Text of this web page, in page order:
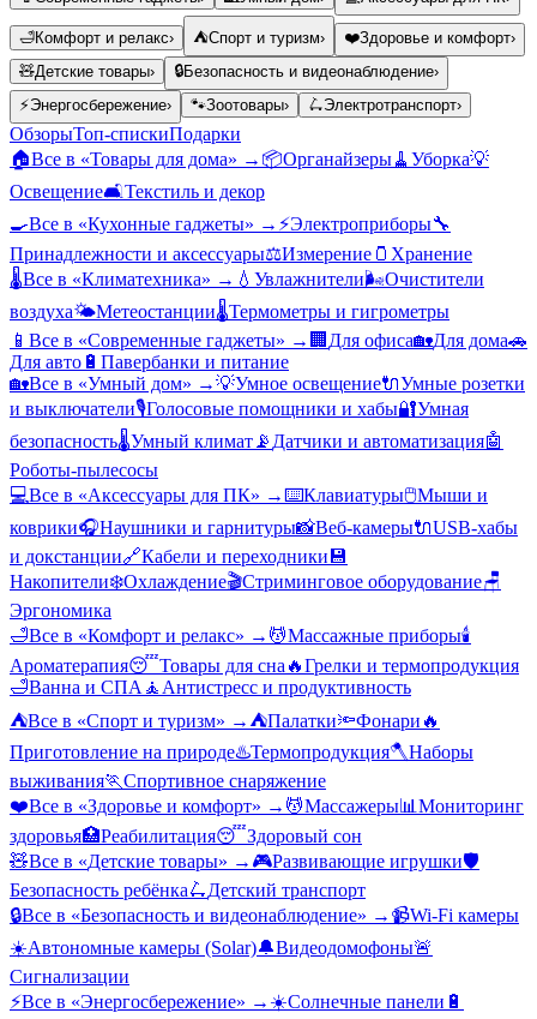
🛁Комфорт и релакс› ⛺Спорт и туризм› ❤️Здоровье и комфорт›
🧸Детские товары› 🔒Безопасность и видеонаблюдение›
⚡Энергосбережение› 🐾Зоотовары› 🛴Электротранспорт›
ОбзорыТоп-спискиПодарки
🏠Все в «Товары для дома» → 📦Органайзеры🧹 Уборка💡
Освещение🛋️Текстиль и декор
🍳Все в «Кухонные гаджеты» → ⚡Электроприборы🔧
Принадлежности и аксессуары⚖️Измерение 🫙 Хранение
🌡️Все в «Климатехника» → 💧 Увлажнители🌬️Очистители
воздуха🌤️Метеостанции🌡️Термометры и гигрометры
📱 Все в «Современные гаджеты» → 🏢 Для офиса🏡Для дома🚗
Для авто 🔋 Павербанки и питание
🏡Все в «Умный дом» →💡Умное освещение🔌Умные розетки
и выключатели🎙️Голосовые помощники и хабы🔐Умная
безопасность🌡️Умный климат 📡 Датчики и автоматизация🤖
Роботы-пылесосы
💻Все в «Аксессуары для ПК» →⌨️Клавиатуры🖱️Мыши и
коврики🎧Наушники и гарнитуры📸Веб-камеры🔌USB-хабы
и докстанции🔗Кабели и переходники 💾
Накопители❄️Охлаждение🎬Стриминговое оборудование🪑
Эргономика
🛁Все в «Комфорт и релакс» → 💆Массажные приборы🕯️
Ароматерапия😴Товары для сна 🔥Грелки и термопродукция
🛁Ванна и СПА 🧘 Антистресс и продуктивность
⛺Все в «Спорт и туризм» → ⛺Палатки🔦Фонари 🔥
Приготовление на природе♨️Термопродукция🪓Наборы
выживания🏃Спортивное снаряжение
❤️Все в «Здоровье и комфорт» → 💆Массажеры📊 Мониторинг
здоровья🏥Реабилитация😴Здоровый сон
🧸Все в «Детские товары» → 🎮Развивающие игрушки🛡️
Безопасность ребёнка🛴Детский транспорт
🔒Все в «Безопасность и видеонаблюдение» → 📹Wi-Fi камеры
☀️Автономные камеры (Solar)🔔Видеодомофоны🚨
Сигнализации
⚡Все в «Энергосбережение» → ☀️Солнечные панели 🔋